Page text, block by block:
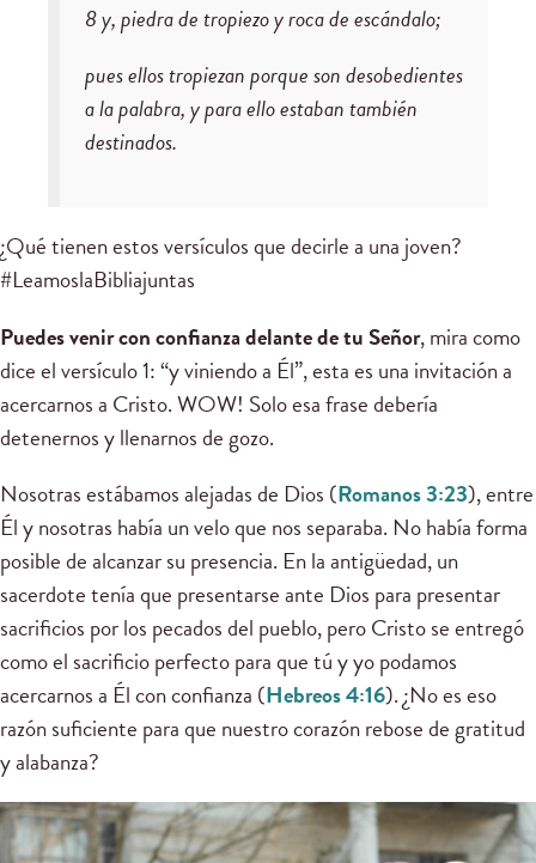
8 y, piedra de tropiezo y roca de escándalo;
pues ellos tropiezan porque son desobedientes
a la palabra, y para ello estaban también
destinados.
¿Qué tienen estos versículos que decirle a una joven?
#LeamoslaBibliajuntas
Puedes venir con confianza delante de tu Señor, mira como
dice el versículo 1: “y viniendo a Él”, esta es una invitación a
acercarnos a Cristo. WOW! Solo esa frase debería
detenernos y llenarnos de gozo.
Nosotras estábamos alejadas de Dios (Romanos 3:23), entre
Él y nosotras había un velo que nos separaba. No había forma
posible de alcanzar su presencia. En la antigüedad, un
sacerdote tenía que presentarse ante Dios para presentar
sacrificios por los pecados del pueblo, pero Cristo se entregó
como el sacrificio perfecto para que tú y yo podamos
acercarnos a Él con confianza (Hebreos 4:16). ¿No es eso
razón suficiente para que nuestro corazón rebose de gratitud
y alabanza?